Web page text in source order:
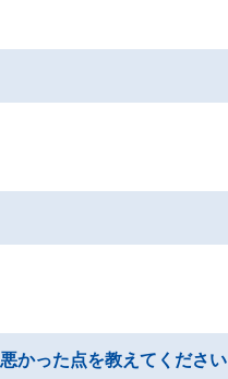
かった点を教えてください